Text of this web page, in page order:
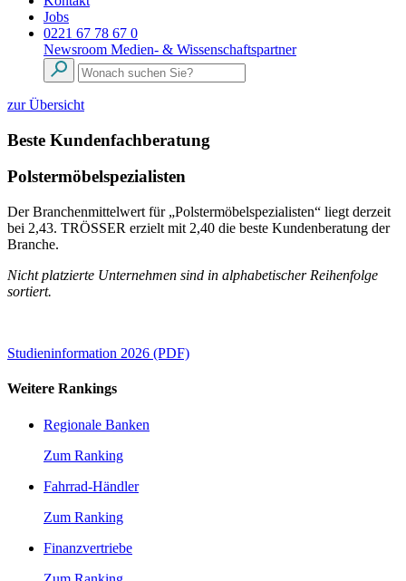
Jobs
0221 67 78 67 0
Newsroom Medien- & Wissenschaftspartner
zur Übersicht
Beste Kundenfachberatung
Polstermöbelspezialisten
Der Branchenmittelwert für „Polstermöbelspezialisten“ liegt derzeit
bei 2,43. TRÖSSER erzielt mit 2,40 die beste Kundenberatung der
Branche.
Nicht platzierte Unternehmen sind in alphabetischer Reihenfolge
sortiert.
Studieninformation 2026 (PDF)
Weitere Rankings
Regionale Banken
Zum Ranking
Fahrrad-Händler
Zum Ranking
Finanzvertriebe